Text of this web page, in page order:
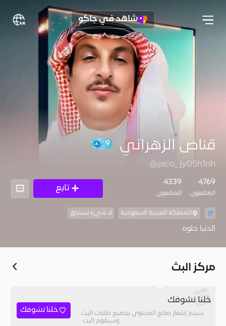
شاهد في جاكو
قناص الزهراني
@jaco_jy05h1nh
4769
المُتابعون
4339
المتابعون
تابع
المملكة العربية السعودية لا شيء يستحق
الدنيا حلوه
مركز البث
خلنا نشوفك
سيتم إشعار صانع المحتوى بجميع طلبات البث
وسيقوم البث.
خلنا نشوفك